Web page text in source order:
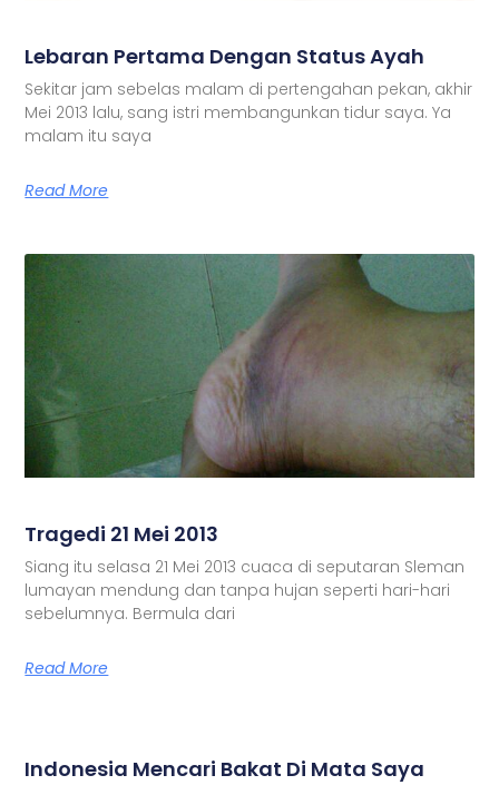
Lebaran Pertama Dengan Status Ayah
Sekitar jam sebelas malam di pertengahan pekan, akhir
Mei 2013 lalu, sang istri membangunkan tidur saya. Ya
malam itu saya
Read More
Tragedi 21 Mei 2013
Siang itu selasa 21 Mei 2013 cuaca di seputaran Sleman
lumayan mendung dan tanpa hujan seperti hari-hari
sebelumnya. Bermula dari
Read More
Indonesia Mencari Bakat Di Mata Saya